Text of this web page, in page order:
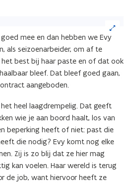
mee en dan hebben we Evy
als seizoenarbeider, om af te
best bij haar paste en of dat ook
bleef. Dat bleef goed gaan,
aangeboden.
heel laagdrempelig. Dat geeft
wie je aan boord haalt, los van
beperking heeft of niet: past die
die nodig? Evy komt nog elke
Zij is zo blij dat ze hier mag
kan voelen. Haar wereld is terug
de job, want hiervoor heeft ze